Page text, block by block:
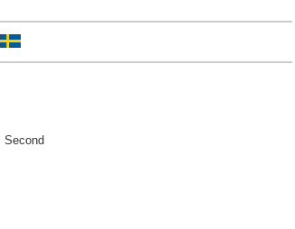
Second